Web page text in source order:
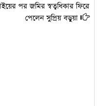
পর জমির স্বত্বধিকার ফিরে
পেলেন সুপ্রিয় বড়ুয়া